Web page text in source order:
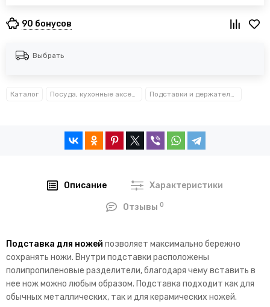
90 бонусов
Выбрать
Каталог Посуда, кухонные аксессуары и принадлежности TM Kamille TM Ofenbach Подставки и держатели для ножей Kamille™, Ofenbach™
Описание Характеристики
Отзывы0
Подставка для ножей позволяет максимально бережно
сохранять ножи. Внутри подставки расположены
полипропиленовые разделители, благодаря чему вставить в
нее нож можно любым образом. Подставка подходит как для
обычных металлических, так и для керамических ножей.